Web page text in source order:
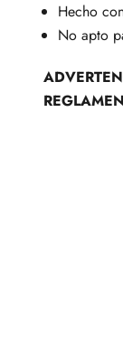
Hecho
No apto